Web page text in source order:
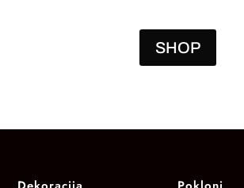
SHOP